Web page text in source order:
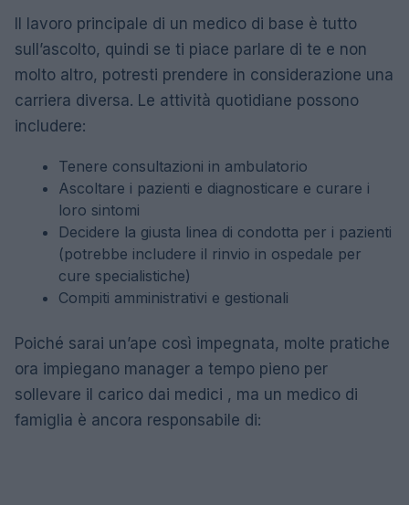
Il lavoro principale di un medico di base è tutto
sull’ascolto, quindi se ti piace parlare di te e non
molto altro, potresti prendere in considerazione una
carriera diversa. Le attività quotidiane possono
includere:
Tenere consultazioni in ambulatorio
Ascoltare i pazienti e diagnosticare e curare i
loro sintomi
Decidere la giusta linea di condotta per i pazienti
(potrebbe includere il rinvio in ospedale per
cure specialistiche)
Compiti amministrativi e gestionali
Poiché sarai un’ape così impegnata, molte pratiche
ora impiegano manager a tempo pieno per
sollevare il carico dai medici , ma un medico di
famiglia è ancora responsabile di: